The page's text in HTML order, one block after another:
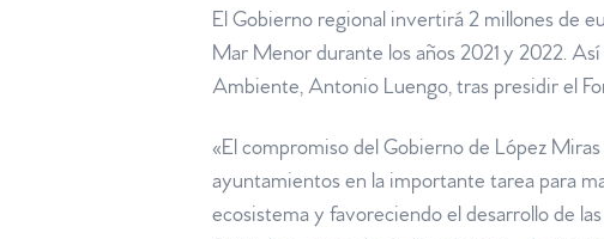
El Gobierno regional invertirá 2 millones de
Mar Menor durante los años 2021 y 2022.
Ambiente, Antonio Luengo, tras presidir el
«El compromiso del Gobierno de López
ayuntamientos en la importante tarea para
ecosistema y favoreciendo el desarrollo de